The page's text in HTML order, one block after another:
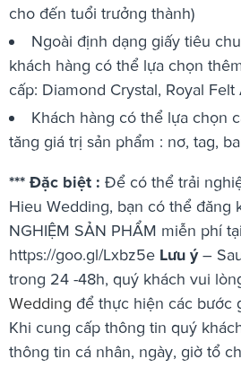
cho đến tuổi trưởng thành)
Ngoài định dạng giấy tiêu
khách hàng có thể lựa chọn
cấp: Diamond Crystal, Royal Felt
Khách hàng có thể lựa chọn
tăng giá trị sản phẩm : nơ, tag,
*** Đặc biệt : Để có thể trải
Hieu Wedding, bạn có thể đăng
NGHIỆM SẢN PHẨM miễn phí
https://goo.gl/Lxbz5e Lưu ý–
trong 24 -48h, quý khách vui
Wedding để thực hiện các bước
Khi cung cấp thông tin quý
thông tin cá nhân, ngày, giờ tổ